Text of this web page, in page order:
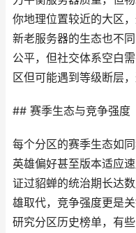
你地理位置较近的大区
新老服务器的生态也不
公平，但社交体系空白
区但可能遇到等级断层
## 赛季生态与竞争强度
每个分区的赛季生态如
英雄偏好甚至版本适应
证过貂蝉的统治期长达
雄取代，竞争强度更是
研究分区历史榜单，有